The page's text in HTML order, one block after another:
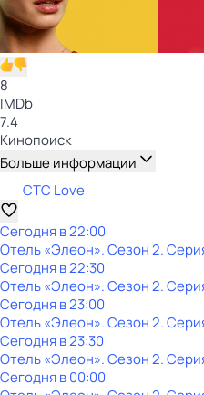
8
IMDb
7.4
Кинопоиск
Больше информации
СТС Love
Сегодня в 22:00
Отель «Элеон». Сезон 2.
Сегодня в 22:30
Отель «Элеон». Сезон 2.
Сегодня в 23:00
Отель «Элеон». Сезон 2.
Сегодня в 23:30
Отель «Элеон». Сезон 2.
Сегодня в 00:00